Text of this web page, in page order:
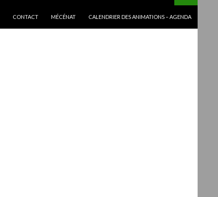
CONTACT MÉCÉNAT CALENDRIER DES ANIMATIONS – AGENDA